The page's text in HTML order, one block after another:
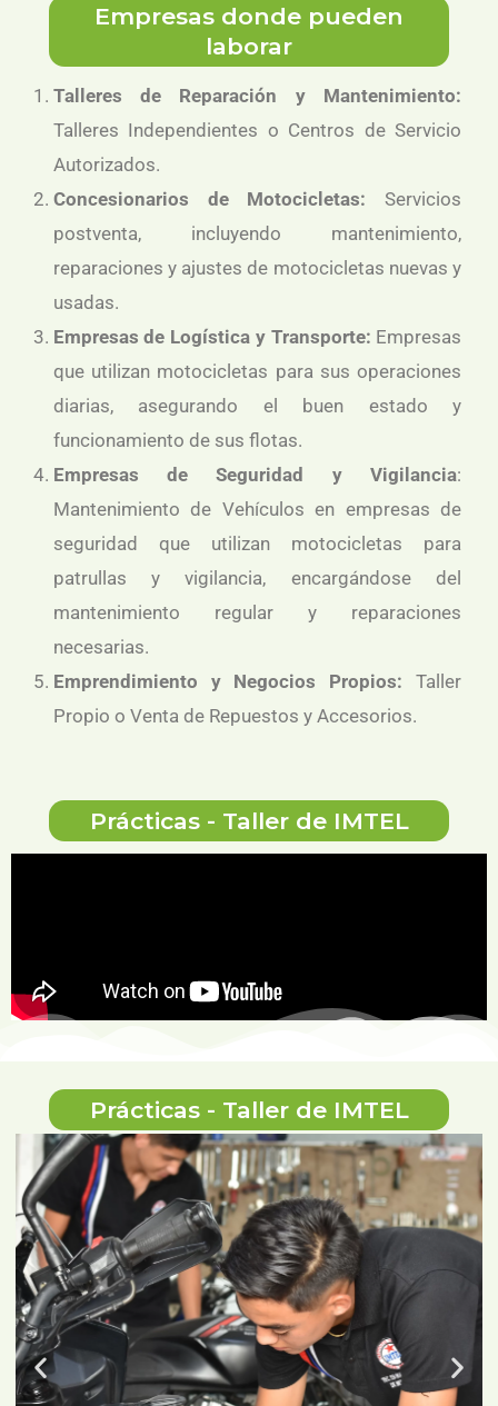
Empresas donde pueden
laborar
Talleres de Reparación y Mantenimiento:
Talleres Independientes o Centros de Servicio
Autorizados.
Concesionarios de Motocicletas:Servicios
postventa, incluyendo mantenimiento,
reparaciones y ajustes de motocicletas nuevas y
usadas.
Empresas de Logística y Transporte: Empresas
que utilizan motocicletas para sus operaciones
diarias, asegurando el buen estado y
funcionamiento de sus flotas.
Empresas de Seguridad y Vigilancia:
Mantenimiento de Vehículos en empresas de
seguridad que utilizan motocicletas para
patrullas y vigilancia, encargándose del
mantenimiento regular y reparaciones
necesarias.
Emprendimiento y Negocios Propios:Taller
Propio o Venta de Repuestos y Accesorios.
Prácticas - Taller de IMTEL
Prácticas - Taller de IMTEL